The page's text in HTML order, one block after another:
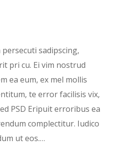
sadipscing,
pri cu. Ei vim nostrud
ea eum, ex mel mollis
te error facilisis vix,
PSD Eripuit erroribus ea
complectitur. Iudico
ut eos.…